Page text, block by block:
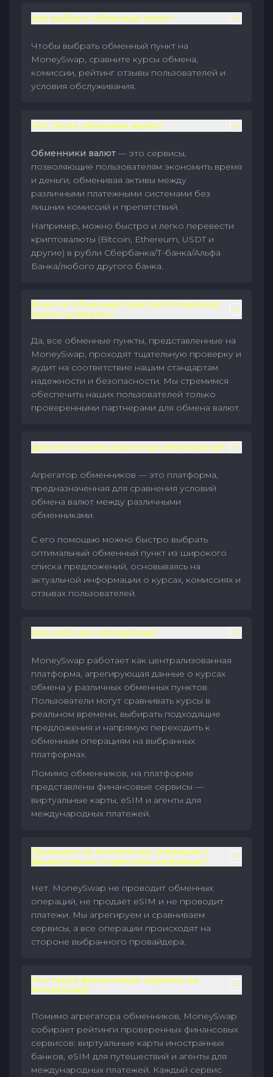
Как выбрать обменный пункт?
Чтобы выбрать обменный пункт на
MoneySwap, сравните курсы обмена,
комиссии, рейтинг отзывы пользователей и
условия обслуживания.
Что такое обменник валют?
Обменники валют — это сервисы,
позволяющие пользователям экономить время
и деньги, обменивая активы между
различными платежными системами без
лишних комиссий и препятствий.
Например, можно быстро и легко перевести
криптовалюты (Bitcoin, Ethereum, USDT и
другие) в рубли Сбербанка/Т-банка/Альфа
Банка/любого другого банка.
Всем ли обменным пунктам MoneySwap
можно доверять?
Да, все обменные пункты, представленные на
MoneySwap, проходят тщательную проверку и
аудит на соответствие нашим стандартам
надежности и безопасности. Мы стремимся
обеспечить наших пользователей только
проверенными партнерами для обмена валют.
Для чего нужен агрегатор обменников?
Агрегатор обменников — это платформа,
предназначенная для сравнения условий
обмена валют между различными
обменниками.
С его помощью можно быстро выбрать
оптимальный обменный пункт из широкого
списка предложений, основываясь на
актуальной информации о курсах, комиссиях и
отзывах пользователей.
Как работает MoneySwap?
MoneySwap работает как централизованная
платформа, агрегирующая данные о курсах
обмена у различных обменных пунктов.
Пользователи могут сравнивать курсы в
реальном времени, выбирать подходящие
предложения и напрямую переходить к
обменным операциям на выбранных
платформах.
Помимо обменников, на платформе
представлены финансовые сервисы —
виртуальные карты, eSIM и агенты для
международных платежей.
Проводит ли MoneySwap операции с
финансовыми сервисами напрямую?
Нет. MoneySwap не проводит обменных
операций, не продаёт eSIM и не проводит
платежи. Мы агрегируем и сравниваем
сервисы, а все операции происходят на
стороне выбранного провайдера.
Что такое финансовые сервисы на
MoneySwap?
Помимо агрегатора обменников, MoneySwap
собирает рейтинги проверенных финансовых
сервисов: виртуальные карты иностранных
банков, eSIM для путешествий и агенты для
международных платежей. Каждый сервис